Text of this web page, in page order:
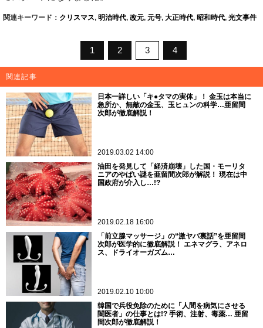
関連キーワード： クリスマス, 明治時代, 改元, 元号, 大正時代, 昭和時代, 光文事件
1 2 3 4
関連記事
日本一詳しい「キ●タマの実体」！ 金玉は本当に
急所か、無敵の金玉、玉ヒュンの科学…亜留間
次郎が徹底解説！
2019.03.02 14:00
油田を発見して「経済崩壊」した国・モーリタ
ニアのやばい謎を亜留間次郎が解説！ 現在は中
国政府が介入し…!?
2019.02.18 16:00
「前立腺マッサージ」の“激ヤバ裏話”を亜留間
次郎が医学的に徹底解説！ エネマグラ、アネロ
ス、ドライオーガズム…
2019.02.10 10:00
韓国で兵役免除のために「人間を病気にさせる
闇医者」の仕事とは!? 手術、注射、毒薬… 亜留
間次郎が徹底解説！